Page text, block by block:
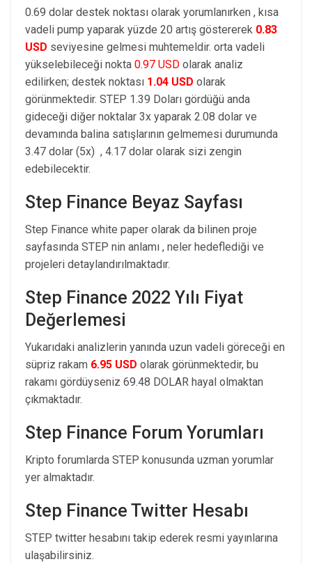
0.69 dolar destek noktası olarak yorumlanırken , kısa
vadeli pump yaparak yüzde 20 artış göstererek 0.83
USD seviyesine gelmesi muhtemeldir. orta vadeli
yükselebileceği nokta 0.97 USD olarak analiz
edilirken; destek noktası 1.04 USD olarak
görünmektedir. STEP 1.39 Doları gördüğü anda
gideceği diğer noktalar 3x yaparak 2.08 dolar ve
devamında balina satışlarının gelmemesi durumunda
3.47 dolar (5x) , 4.17 dolar olarak sizi zengin
edebilecektir.
Step Finance Beyaz Sayfası
Step Finance white paper olarak da bilinen proje
sayfasında STEP nin anlamı , neler hedeflediği ve
projeleri detaylandırılmaktadır.
Step Finance 2022 Yılı Fiyat
Değerlemesi
Yukarıdaki analizlerin yanında uzun vadeli göreceği en
süpriz rakam 6.95 USD olarak görünmektedir, bu
rakamı gördüyseniz 69.48 DOLAR hayal olmaktan
çıkmaktadır.
Step Finance Forum Yorumları
Kripto forumlarda STEP konusunda uzman yorumlar
yer almaktadır.
Step Finance Twitter Hesabı
STEP twitter hesabını takip ederek resmi yayınlarına
ulaşabilirsiniz.